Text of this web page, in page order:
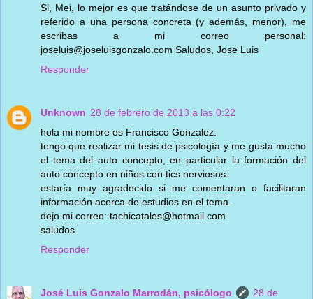
Si, Mei, lo mejor es que tratándose de un asunto privado y
referido a una persona concreta (y además, menor), me
escribas a mi correo personal:
joseluis@joseluisgonzalo.com Saludos, Jose Luis
Responder
Unknown 28 de febrero de 2013 a las 0:22
hola mi nombre es Francisco Gonzalez.
tengo que realizar mi tesis de psicología y me gusta mucho
el tema del auto concepto, en particular la formación del
auto concepto en niños con tics nerviosos.
estaría muy agradecido si me comentaran o facilitaran
información acerca de estudios en el tema.
dejo mi correo: tachicatales@hotmail.com
saludos.
Responder
José Luis Gonzalo Marrodán, psicólogo
28 de